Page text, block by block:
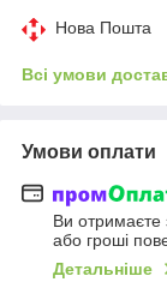
Нова Пошта
Всі умови
Умови оплати
Ви отримаєте
або гроші
Детальніше